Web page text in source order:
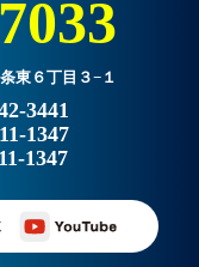
東６丁目３−１
3441
1347
1347